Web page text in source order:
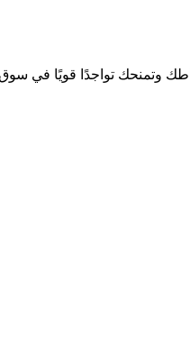
وتمنحك تواجدًا قويًا في